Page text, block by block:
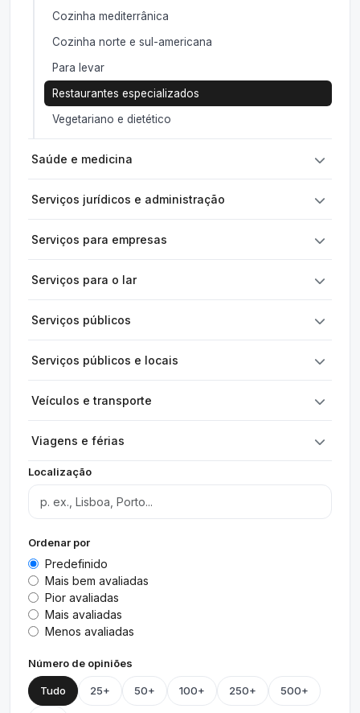
Cozinha mediterrânica
Cozinha norte e sul-americana
Para levar
Restaurantes especializados
Vegetariano e dietético
Saúde e medicina
Serviços jurídicos e administração
Serviços para empresas
Serviços para o lar
Serviços públicos
Serviços públicos e locais
Veículos e transporte
Viagens e férias
Localização
Ordenar por
Predefinido
Mais bem avaliadas
Pior avaliadas
Mais avaliadas
Menos avaliadas
Número de opiniões
Tudo 25+ 50+ 100+ 250+ 500+